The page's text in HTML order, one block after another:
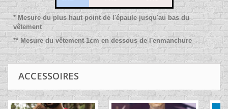
* Mesure du plus haut point de l'épaule jusqu'au bas du
vêtement
** Mesure du vêtement 1cm en dessous de l'enmanchure
ACCESSOIRES